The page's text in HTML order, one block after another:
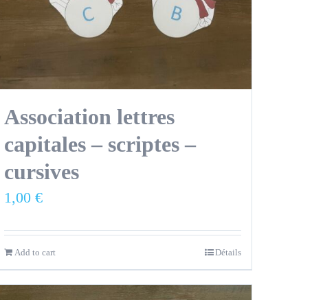
Association lettres
capitales – scriptes –
cursives
1,00€
Add to cart Détails